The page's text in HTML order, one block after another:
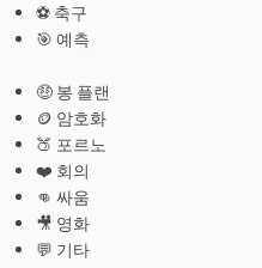
⚽ 축구
🎯 예측
🤑 봉 플랜
🪙 암호화
🍑 포르노
❤️ 회의
👊 싸움
🎥 영화
💬 기타